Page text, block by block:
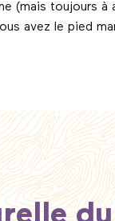
(mais toujours à
avez le pied